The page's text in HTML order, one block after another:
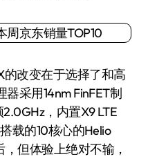
改变在于选择了和高
采用14nm FinFET制
，内置X9 LTE
载的10核心的Helio
但体验上绝对不输，